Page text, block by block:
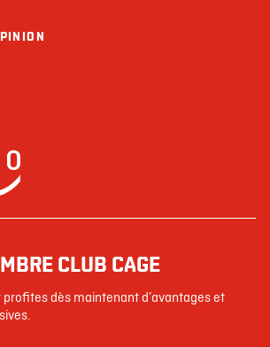
CLUB CAGE
dès maintenant d’avantages et